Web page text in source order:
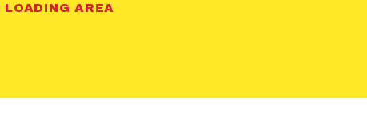
LOADING AREA